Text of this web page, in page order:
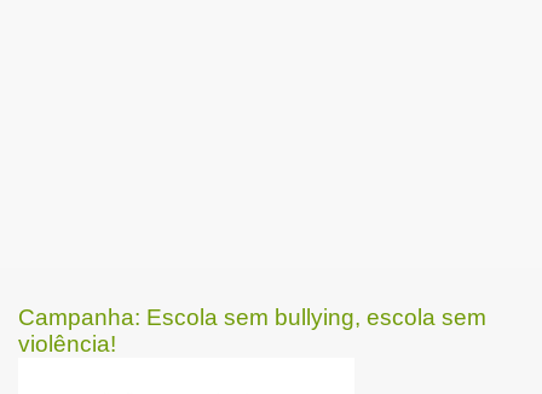
Campanha: Escola sem bullying, escola sem
violência!